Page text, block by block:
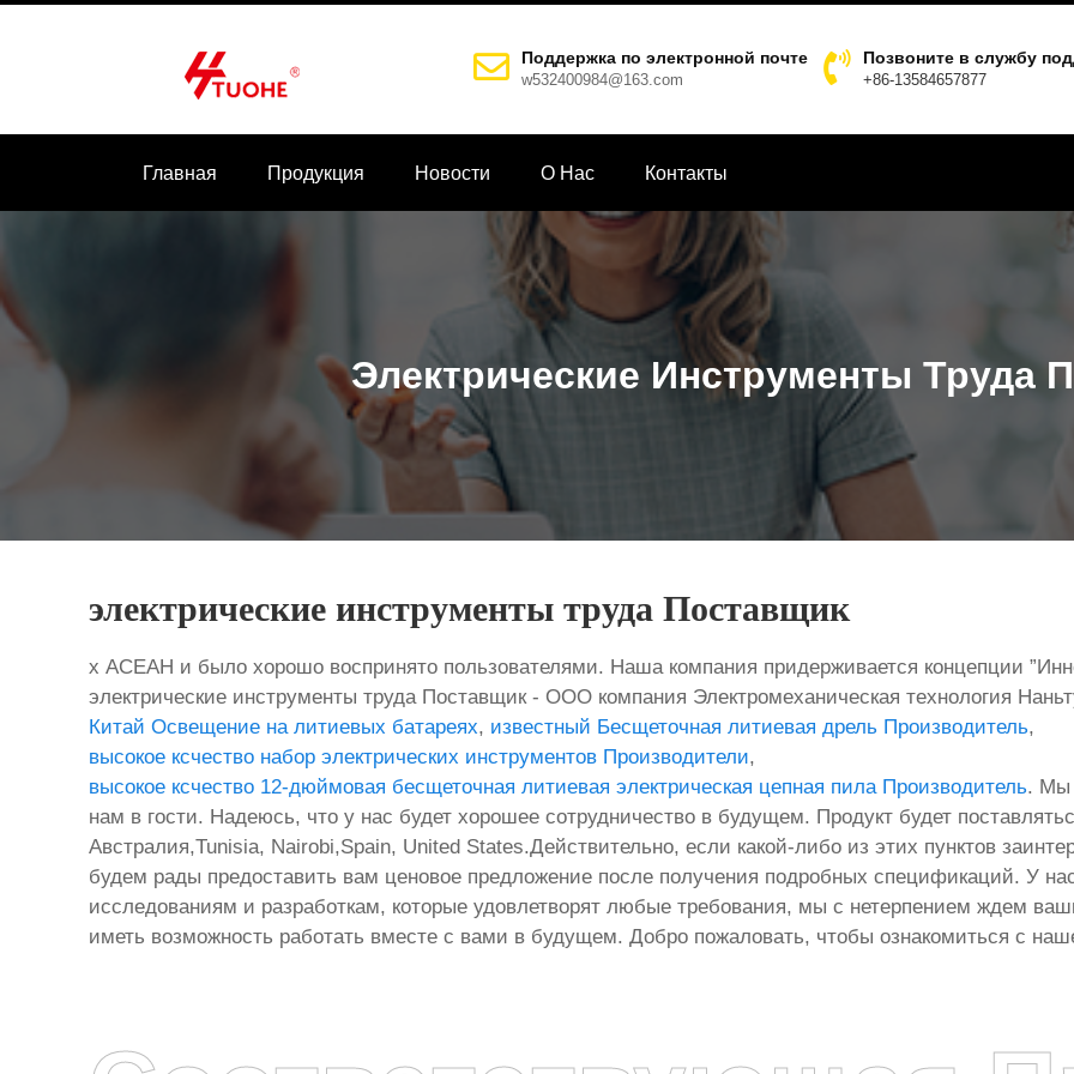
Поддержка по электронной почте
w532400984@163.com
Позвоните в службу
+86-13584657877
Главная Продукция Новости О Hас Контакты
Электрические Инструменты Труда
электрические инструменты труда Поставщик
х АСЕАН и было хорошо воспринято пользователями. Наша компания придерживается концепции
электрические инструменты труда Поставщик - ООО компания Электромеханическая технология
Китай Освещение на литиевых батареях, известный Бесщеточная литиевая дрель Производитель,
высокое ксчество набор электрических инструментов Производители,
высокое ксчество 12-дюймовая бесщеточная литиевая электрическая цепная пила Производитель. Мы
нам в гости. Надеюсь, что у нас будет хорошее сотрудничество в будущем. Продукт будет
Австралия,Tunisia, Nairobi,Spain, United States.Действительно, если какой-либо из этих пунктов
будем рады предоставить вам ценовое предложение после получения подробных спецификаций. У
исследованиям и разработкам, которые удовлетворят любые требования, мы с нетерпением ждем
иметь возможность работать вместе с вами в будущем. Добро пожаловать, чтобы ознакомиться с